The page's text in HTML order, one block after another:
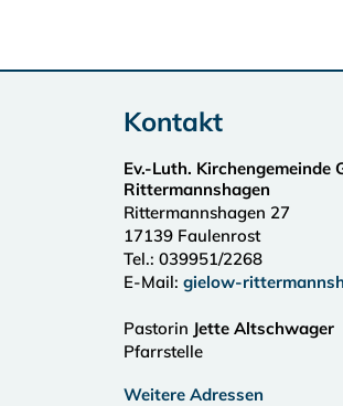
Kontakt
Ev.-Luth. Kirchengemeinde
Rittermannshagen
Rittermannshagen 27
17139 Faulenrost
Tel.: 039951/2268
E-Mail: gielow-
Pastorin Jette Altschwager
Pfarrstelle
Weitere Adressen